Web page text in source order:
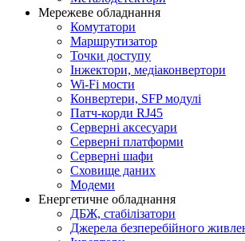
Мережеве обладнання
Комутатори
Маршрутизатор
Точки доступу
Інжектори, медіаконвертори
Wi-Fi мости
Конвертери, SFP модулі
Патч-корди RJ45
Серверні аксесуари
Серверні платформи
Серверні шафи
Сховище даних
Модеми
Енергетичне обладнання
ДБЖ, стабілізатори
Джерела безперебійного